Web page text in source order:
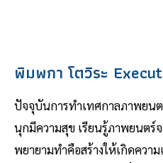
พิมพกา โตวิระ
ปัจจุบันการทำเทศกาลภาพยน
นุกมีความสุข เรียนรู้ภาพยนตร์
พยายามทำคือสร้างให้เกิดควา